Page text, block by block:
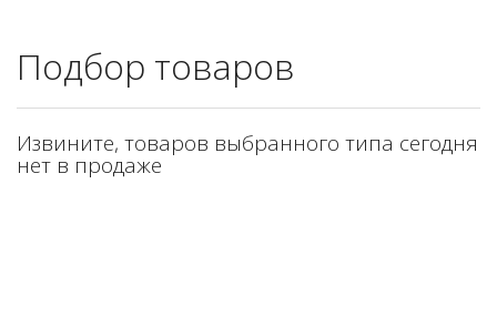
Подбор товаров
Извините, товаров выбранного типа сегодня
нет в продаже